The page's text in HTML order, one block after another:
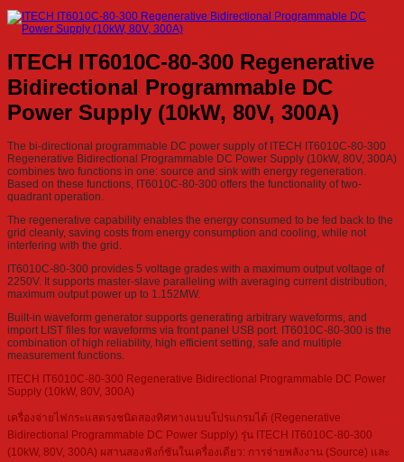
ITECH IT6010C-80-300 Regenerative
Bidirectional Programmable DC
Power Supply (10kW, 80V, 300A)
The bi-directional programmable DC power supply of ITECH IT6010C-80-300
Regenerative Bidirectional Programmable DC Power Supply (10kW, 80V, 300A)
combines two functions in one: source and sink with energy regeneration.
Based on these functions, IT6010C-80-300 offers the functionality of two-
quadrant operation.
The regenerative capability enables the energy consumed to be fed back to the
grid cleanly, saving costs from energy consumption and cooling, while not
interfering with the grid.
IT6010C-80-300 provides 5 voltage grades with a maximum output voltage of
2250V. It supports master-slave paralleling with averaging current distribution,
maximum output power up to 1.152MW.
Built-in waveform generator supports generating arbitrary waveforms, and
import LIST files for waveforms via front panel USB port. IT6010C-80-300 is the
combination of high reliability, high efficient setting, safe and multiple
measurement functions.
ITECH IT6010C-80-300 Regenerative Bidirectional Programmable DC Power
Supply (10kW, 80V, 300A)
เครื่องจ่ายไฟกระแสตรงชนิดสองทิศทางแบบโปรแกรมได้ (Regenerative
Bidirectional Programmable DC Power Supply) รุ่น ITECH IT6010C-80-300
(10kW, 80V, 300A) ผสานสองฟังก์ชันในเครื่องเดียว: การจ่ายพลังงาน (Source) และ